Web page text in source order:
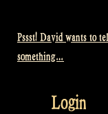
Bericht
Pssst! David wants to
something…
Login